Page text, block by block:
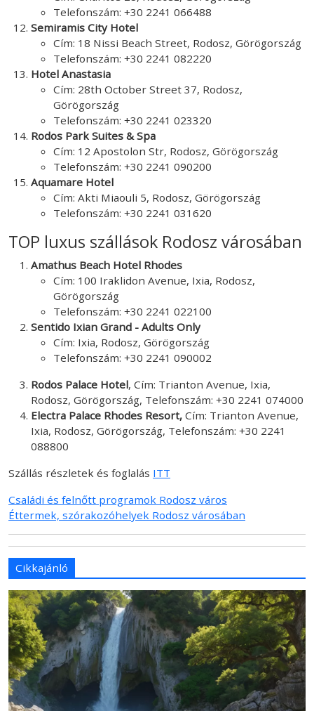
Telefonszám: +30 2241 066488
Semiramis City Hotel
Cím: 18 Nissi Beach Street, Rodosz, Görögország
Telefonszám: +30 2241 082220
Hotel Anastasia
Cím: 28th October Street 37, Rodosz,
Görögország
Telefonszám: +30 2241 023320
Rodos Park Suites & Spa
Cím: 12 Apostolon Str, Rodosz, Görögország
Telefonszám: +30 2241 090200
Aquamare Hotel
Cím: Akti Miaouli 5, Rodosz, Görögország
Telefonszám: +30 2241 031620
TOP luxus szállások Rodosz városában
Amathus Beach Hotel Rhodes
Cím: 100 Iraklidon Avenue, Ixia, Rodosz,
Görögország
Telefonszám: +30 2241 022100
Sentido Ixian Grand - Adults Only
Cím: Ixia, Rodosz, Görögország
Telefonszám: +30 2241 090002
Rodos Palace Hotel, Cím: Trianton Avenue, Ixia,
Rodosz, Görögország, Telefonszám: +30 2241 074000
Electra Palace Rhodes Resort, Cím: Trianton Avenue,
Ixia, Rodosz, Görögország, Telefonszám: +30 2241
088800
Szállás részletek és foglalás ITT
Családi és felnőtt programok Rodosz város
Éttermek, szórakozóhelyek Rodosz városában
Cikkajánló